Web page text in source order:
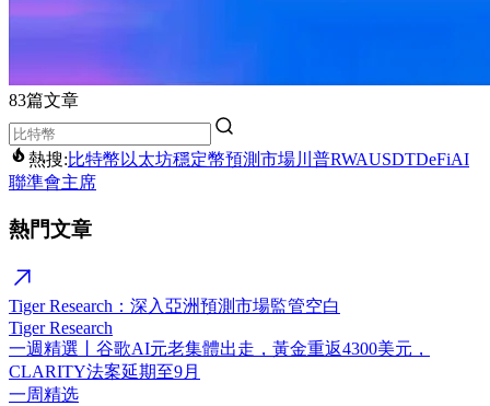
83篇文章
熱搜:比特幣 以太坊穩定幣預測市場川普RWAUSDTDeFiAI
聯準會主席
熱門文章
Tiger Research：深入亞洲預測市場監管空白
Tiger Research
一週精選丨谷歌AI元老集體出走，黃金重返4300美元，
CLARITY法案延期至9月
一周精选